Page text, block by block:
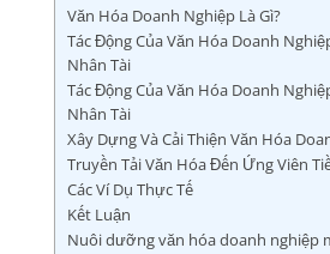
Văn Hóa Doanh Nghiệp Là Gì?
Tác Động Của Văn Hóa Doanh
Nhân Tài
Tác Động Của Văn Hóa Doanh
Nhân Tài
Xây Dựng Và Cải Thiện Văn Hóa
Truyền Tải Văn Hóa Đến Ứng Viên
Các Ví Dụ Thực Tế
Kết Luận
Nuôi dưỡng văn hóa doanh nghiệp